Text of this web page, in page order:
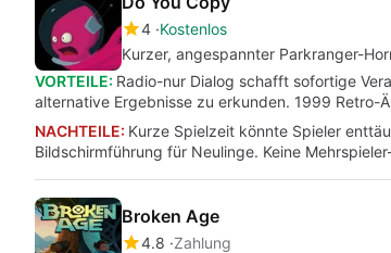
4 Kostenlos
Kurzer, angespannter Parkranger-
VORTEILE: Radio-nur Dialog schafft sofortige
alternative Ergebnisse zu erkunden. 1999
NACHTEILE: Kurze Spielzeit könnte Spieler
Bildschirmführung für Neulinge. Keine
Broken Age
4.8 Zahlung